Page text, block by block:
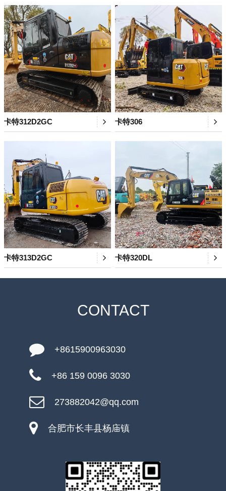
卡特312D2GC 卡特306
卡特313D2GC 卡特320DL
CONTACT
+8615900963030
+86 159 0096 3030
273882042@qq.com
合肥市长丰县杨庙镇